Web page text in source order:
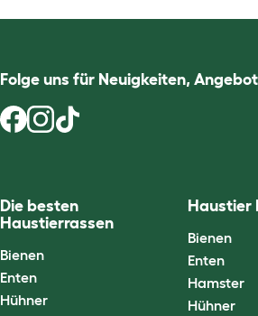
Folge uns für Neuigkeiten,
Die besten
Haustierrassen
Bienen
Enten
Hühner
Haustier
Bienen
Enten
Hamster
Hühner